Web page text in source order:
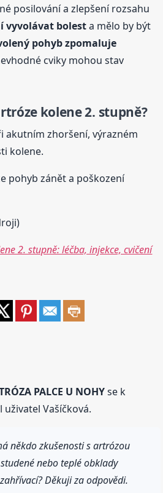
posilování a zlepšení rozsahu
vyvolávat bolesta mělo by být
pohyb zpomaluje
cviky mohou stav
kolene 2. stupně?
akutním zhoršení, výrazném
kolene.
pohyb zánět a poškození
2. stupně: léčba, injekce, cvičení
PALCE U NOHYse k
Vašíčková.
někdo zkušenosti s artrózou
nebo teplé obklady
Děkuji za odpovědi.